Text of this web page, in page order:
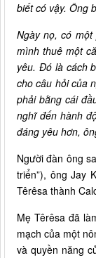
biết có vậy. Ông
Ngày nọ, có
mình thuê một
yêu. Đó là cách
cho câu hỏi của
phải bằng cái
nghĩ đến hành
đáng yêu hơn,
Người đàn ông
triển”), ông Jay
Têrêsa thành
Mẹ Têrêsa đã
mạch của một
và quyền năng